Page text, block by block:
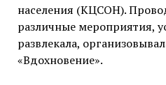
населения (КЦСОН).
различные мероприятия,
развлекала,
«Вдохновение».